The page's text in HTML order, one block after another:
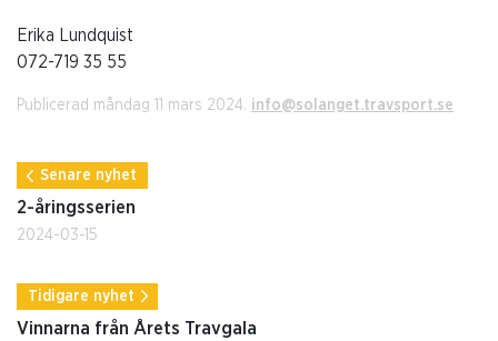
Erika Lundquist
072-719 35 55
Publicerad måndag 11 mars 2024. info@solanget.travsport.se
Senare nyhet
2-åringsserien
2024-03-15
Tidigare nyhet
Vinnarna från Årets Travgala